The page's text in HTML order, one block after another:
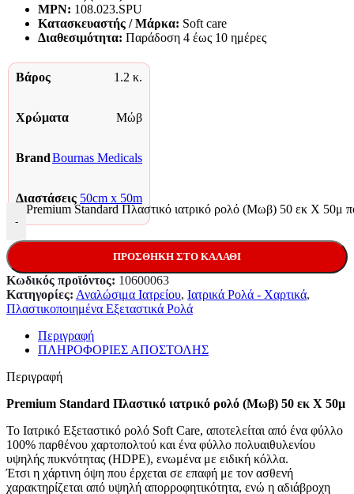
MPN: 108.023.SPU
Κατασκευαστής / Μάρκα: Soft care
Διαθεσιμότητα: Παράδoση 4 έως 10 ημέρες
Βάρος 1.2 κ.
Χρώματα Μώβ
BrandBournas Medicals
Διαστάσεις 50cm x 50m
-
Premium Standard Πλαστικό ιατρικό ρολό (Μωβ) 50 εκ Χ 50μ
ΠΡΟΣΘΉΚΗ ΣΤΟ ΚΑΛΆΘΙ
Κωδικός προϊόντος: 10600063
Κατηγορίες: Αναλώσιμα Ιατρείου, Ιατρικά Ρολά - Χαρτικά,
Πλαστικοποιημένα Εξεταστικά Ρολά
Περιγραφή
ΠΛΗΡΟΦΟΡΙΕΣ ΑΠΟΣΤΟΛΗΣ
Περιγραφή
Premium Standard Πλαστικό ιατρικό ρολό (Μωβ) 50 εκ Χ 50μ
Το Ιατρικό Εξεταστικό ρολό Soft Care, αποτελείται από ένα φύλλο
100% παρθένου χαρτοπολτού και ένα φύλλο πολυαιθυλενίου
υψηλής πυκνότητας (HDPE), ενωμένα με ειδική κόλλα.
Έτσι η χάρτινη όψη που έρχεται σε επαφή με τον ασθενή
χαρακτηρίζεται από υψηλή απορροφητικότητα, ενώ η αδιάβροχη